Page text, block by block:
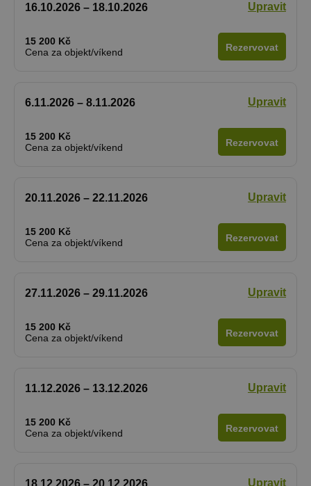
16.10.2026 – 18.10.2026 Upravit
15 200 Kč
Cena za objekt/víkend
Rezervovat
6.11.2026 – 8.11.2026 Upravit
15 200 Kč
Cena za objekt/víkend
Rezervovat
20.11.2026 – 22.11.2026 Upravit
15 200 Kč
Cena za objekt/víkend
Rezervovat
27.11.2026 – 29.11.2026 Upravit
15 200 Kč
Cena za objekt/víkend
Rezervovat
11.12.2026 – 13.12.2026 Upravit
15 200 Kč
Cena za objekt/víkend
Rezervovat
18.12.2026 – 20.12.2026 Upravit